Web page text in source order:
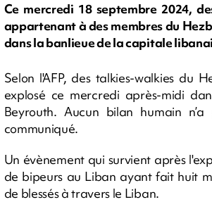
Ce mercredi 18 septembre 2024,
appartenant à des membres du
dans la banlieue de la capitale
Selon l'AFP, des talkies-walkies du
explosé ce mercredi après-midi
Beyrouth. Aucun bilan humain n’a
communiqué.
Un évènement qui survient après
de bipeurs au Liban ayant fait huit
de blessés à travers le Liban.